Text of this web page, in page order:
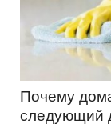
Почему
следующий